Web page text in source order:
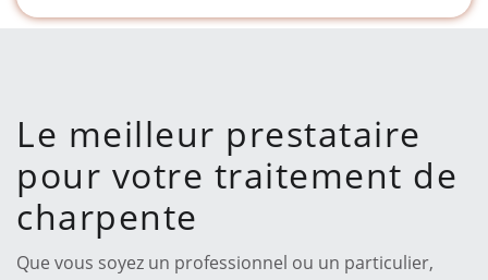
Le meilleur prestataire
pour votre traitement de
charpente
Que vous soyez un professionnel ou un particulier,